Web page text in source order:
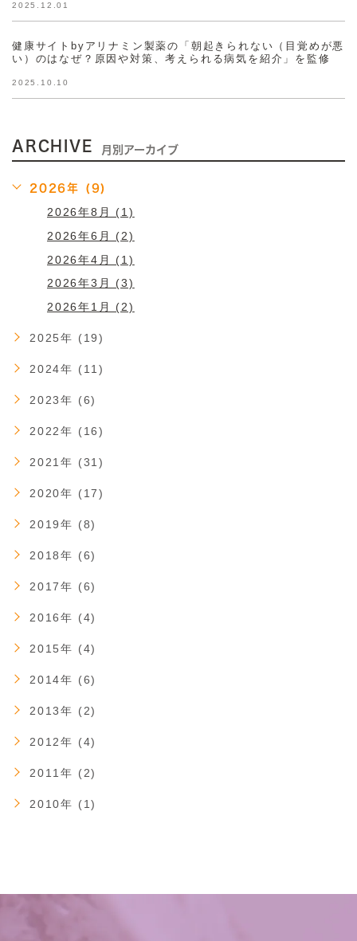
2025.12.01
健康サイトbyアリナミン製薬の「朝起きられない（目覚めが悪
い）のはなぜ？原因や対策、考えられる病気を紹介」を監修
2025.10.10
ARCHIVE 月別アーカイブ
2026年 (9)
2026年8月 (1)
2026年6月 (2)
2026年4月 (1)
2026年3月 (3)
2026年1月 (2)
2025年 (19)
2024年 (11)
2023年 (6)
2022年 (16)
2021年 (31)
2020年 (17)
2019年 (8)
2018年 (6)
2017年 (6)
2016年 (4)
2015年 (4)
2014年 (6)
2013年 (2)
2012年 (4)
2011年 (2)
2010年 (1)